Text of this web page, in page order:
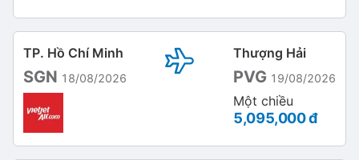
TP. Hồ Chí Minh
SGN 18/08/2026
Thượng Hải
PVG 19/08/2026
Một chiều
5,095,000 đ